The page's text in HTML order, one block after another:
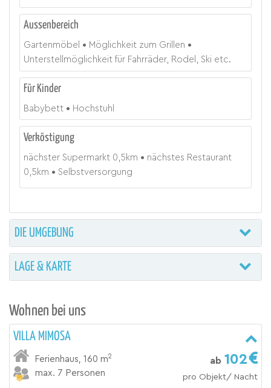
Aussenbereich
Gartenmöbel
Möglichkeit zum Grillen
Unterstellmöglichkeit für Fahrräder, Rodel, Ski etc.
Für Kinder
Babybett Hochstuhl
Verköstigung
nächster Supermarkt 0,5 km
nächstes Restaurant
0,5 km Selbstversorgung
DIE UMGEBUNG
LAGE & KARTE
Wohnen bei uns
VILLA MIMOSA
Ferienhaus ,160 m2
max. 7 Personen
ab 102
pro Objekt/ Nacht